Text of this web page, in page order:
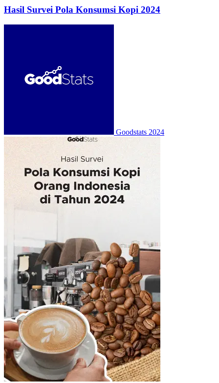
Hasil Survei Pola Konsumsi Kopi 2024
Goodstats 2024